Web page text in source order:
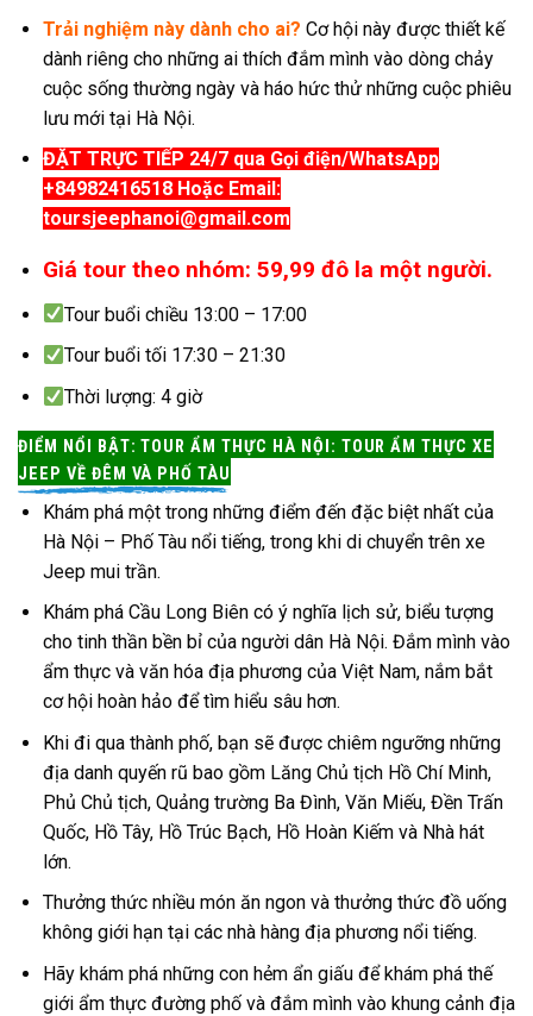
Trải nghiệm này dành cho ai? Cơ hội này được thiết kế
dành riêng cho những ai thích đắm mình vào dòng chảy
cuộc sống thường ngày và háo hức thử những cuộc phiêu
lưu mới tại Hà Nội.
ĐẶT TRỰC TIẾP 24/7 qua Gọi điện/WhatsApp
+84982416518 Hoặc Email:
toursjeephanoi@gmail.com
Giá tour theo nhóm: 59,99 đô la một người.
Tour buổi chiều 13:00 – 17:00
Tour buổi tối 17:30 – 21:30
Thời lượng: 4 giờ
ĐIỂM NỔI BẬT: TOUR ẨM THỰC HÀ NỘI: TOUR ẨM THỰC XE
JEEP VỀ ĐÊM VÀ PHỐ TÀU
Khám phá một trong những điểm đến đặc biệt nhất của
Hà Nội – Phố Tàu nổi tiếng, trong khi di chuyển trên xe
Jeep mui trần.
Khám phá Cầu Long Biên có ý nghĩa lịch sử, biểu tượng
cho tinh thần bền bỉ của người dân Hà Nội. Đắm mình vào
ẩm thực và văn hóa địa phương của Việt Nam, nắm bắt
cơ hội hoàn hảo để tìm hiểu sâu hơn.
Khi đi qua thành phố, bạn sẽ được chiêm ngưỡng những
địa danh quyến rũ bao gồm Lăng Chủ tịch Hồ Chí Minh,
Phủ Chủ tịch, Quảng trường Ba Đình, Văn Miếu, Đền Trấn
Quốc, Hồ Tây, Hồ Trúc Bạch, Hồ Hoàn Kiếm và Nhà hát
lớn.
Thưởng thức nhiều món ăn ngon và thưởng thức đồ uống
không giới hạn tại các nhà hàng địa phương nổi tiếng.
Hãy khám phá những con hẻm ẩn giấu để khám phá thế
giới ẩm thực đường phố và đắm mình vào khung cảnh địa